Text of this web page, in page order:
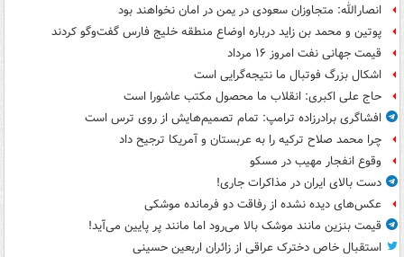
انصارالله: متجاوزان سعودی در یمن در امان نخواهند بود
پوتین و محمد بن زاید درباره اوضاع منطقه خلیج فارس گفت‌وگو کردند
قیمت جهانی نفت امروز ۱۶ مرداد
اشکال بزرگ فوتبال ما نتیجه‌گرایی است
حاج علی اکبری: انقلاب ما محصول مکتب عاشورا است
افشاگری برادرزاده ترامپ: تمام تصمیم‌هایش از روی ترس است
چرا محمد صلاح ترکیه را به عربستان و آمریکا ترجیح داد
وقوع انفجار مهیب در مسکو
دست بالای ایران در مذاکرات جاری!
عکس‌های دیده نشده از رفاقت دو فرمانده‌ موشکی
قیمت بنزین مانند موشک بالا می‌رود اما مانند پر پایین می‌آید!
استقبال خاص دخترک عراقی از زائران اربعین حسینی